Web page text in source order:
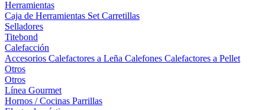
Herramientas
Caja de Herramientas Set Carretillas
Selladores
Titebond
Calefacción
Accesorios Calefactores a Leña Calefones Calefactores a Pellet
Otros
Otros
Línea Gourmet
Hornos / Cocinas Parrillas